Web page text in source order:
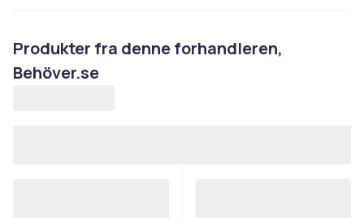
Produkter fra denne forhandleren,
Behöver.se